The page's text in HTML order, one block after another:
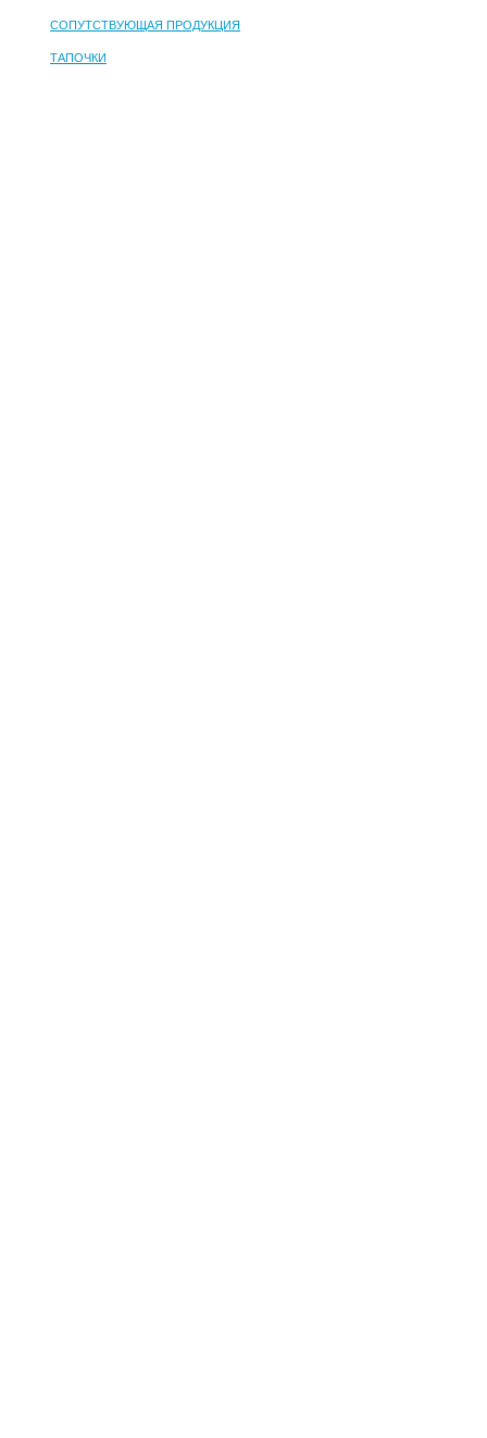
СОПУТСТВУЮЩАЯ ПРОДУКЦИЯ
ТАПОЧКИ